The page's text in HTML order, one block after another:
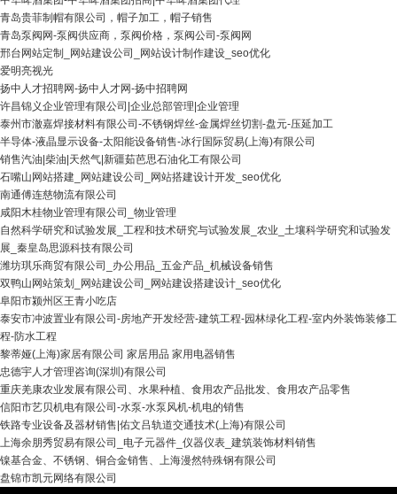
青岛贵菲制帽有限公司，帽子加工，帽子销售
青岛泵阀网-泵阀供应商，泵阀价格，泵阀公司-泵阀网
邢台网站定制_网站建设公司_网站设计制作建设_seo优化
爱明亮视光
扬中人才招聘网-扬中人才网-扬中招聘网
许昌锦义企业管理有限公司|企业总部管理|企业管理
泰州市澈嘉焊接材料有限公司-不锈钢焊丝-金属焊丝切割-盘元-压延加工
半导体-液晶显示设备-太阳能设备销售-冰行国际贸易(上海)有限公司
销售汽油|柴油|天然气|新疆茹芭思石油化工有限公司
石嘴山网站搭建_网站建设公司_网站搭建设计开发_seo优化
南通傅连慈物流有限公司
咸阳木桂物业管理有限公司_物业管理
自然科学研究和试验发展_工程和技术研究与试验发展_农业_土壤科学研究和试验发
展_秦皇岛思源科技有限公司
潍坊琪乐商贸有限公司_办公用品_五金产品_机械设备销售
双鸭山网站策划_网站建设公司_网站建设搭建设计_seo优化
阜阳市颍州区王青小吃店
泰安市冲波置业有限公司-房地产开发经营-建筑工程-园林绿化工程-室内外装饰装修工
程-防水工程
黎蒂娅(上海)家居有限公司 家居用品 家用电器销售
忠德宇人才管理咨询(深圳)有限公司
重庆羌康农业发展有限公司、水果种植、食用农产品批发、食用农产品零售
信阳市艺贝机电有限公司-水泵-水泵风机-机电的销售
铁路专业设备及器材销售|佑文吕轨道交通技术(上海)有限公司
上海余朋秀贸易有限公司_电子元器件_仪器仪表_建筑装饰材料销售
镍基合金、不锈钢、铜合金销售、上海漫然特殊钢有限公司
盘锦市凯元网络有限公司